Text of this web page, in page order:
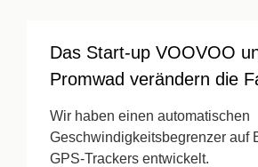
Das Start-up VOOVOO
Promwad verändern die
Wir haben einen automatischen
Geschwindigkeitsbegrenzer auf
GPS-Trackers entwickelt.